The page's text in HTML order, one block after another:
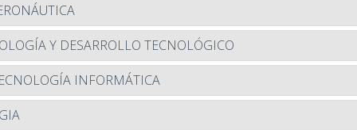
Y DESARROLLO TECNOLÓGICO
INFORMÁTICA